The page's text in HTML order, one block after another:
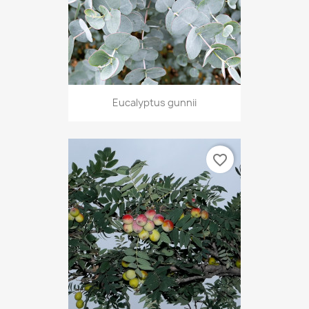
Eucalyptus gunnii
favorite_border